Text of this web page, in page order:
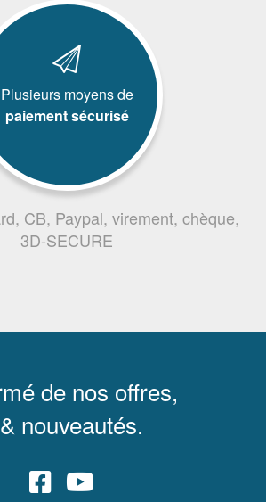
Plusieurs moyens de
paiement sécurisé
CB, Paypal, virement, chèque,
3D-SECURE
de nos offres,
nouveautés.